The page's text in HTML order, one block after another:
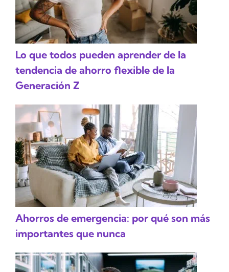
Lo que todos pueden aprender de la
tendencia de ahorro flexible de la
Generación Z
Ahorros de emergencia: por qué son más
importantes que nunca